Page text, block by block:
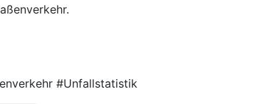
#Unfallstatistik